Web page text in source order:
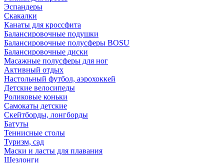
Эспандеры
Скакалки
Канаты для кроссфита
Балансировочные подушки
Балансировочные полусферы BOSU
Балансировочные диски
Масажные полусферы для ног
Активный отдых
Настольный футбол, аэрохоккей
Детские велосипеды
Роликовые коньки
Самокаты детские
Скейтборды, лонгборды
Батуты
Теннисные столы
Туризм, сад
Маски и ласты для плавания
Шезлонги